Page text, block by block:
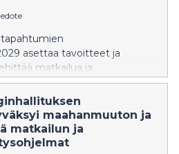
ja arkkitehtuurikaupunkina.
asettaa tavoitteet ja
matkailua ja
vuodet. Tavoitteena on
tapahtumien ympärivuotista
kansainvälistä
teemoilla sekä
on kasvua tukeva
maahanmuuton ja
matkailun ja